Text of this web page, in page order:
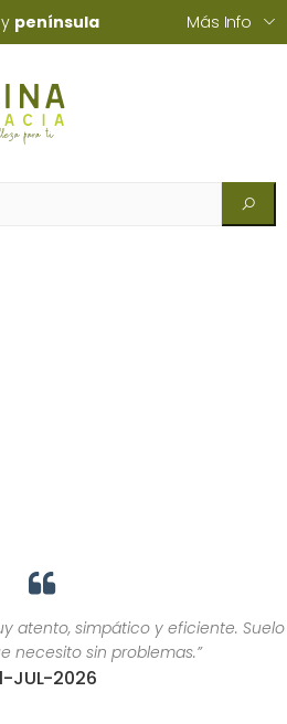
y península Más Info
menu
atento, simpático y eficiente. Suelo
necesito sin problemas.”
JUL-2026